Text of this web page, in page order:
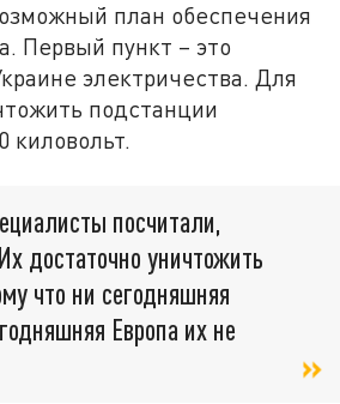
план обеспечения
Первый пункт – это
электричества. Для
подстанции
киловольт.
посчитали,
достаточно уничтожить
что ни сегодняшняя
Европа их не